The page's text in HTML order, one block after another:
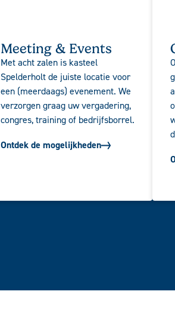
Meeting & Events
Met acht zalen is kasteel
Spelderholt de juiste locatie voor
een (meerdaags) evenement. We
verzorgen graag uw vergadering,
congres, training of bedrijfsborrel.
Ontdek de mogelijkheden